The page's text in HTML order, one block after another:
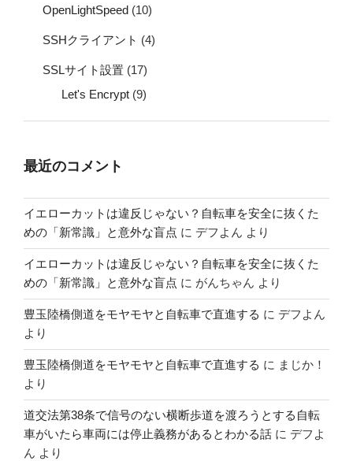
OpenLightSpeed (10)
SSHクライアント (4)
SSLサイト設置 (17)
Let's Encrypt (9)
最近のコメント
イエローカットは違反じゃない？自転車を安全に抜くた
めの「新常識」と意外な盲点 に デフよん より
イエローカットは違反じゃない？自転車を安全に抜くた
めの「新常識」と意外な盲点 に がんちゃん より
豊玉陸橋側道をモヤモヤと自転車で直進する に デフよん
より
豊玉陸橋側道をモヤモヤと自転車で直進する に まじか！
より
道交法第38条で信号のない横断歩道を渡ろうとする自転
車がいたら車両には停止義務があるとわかる話 に デフよ
ん より